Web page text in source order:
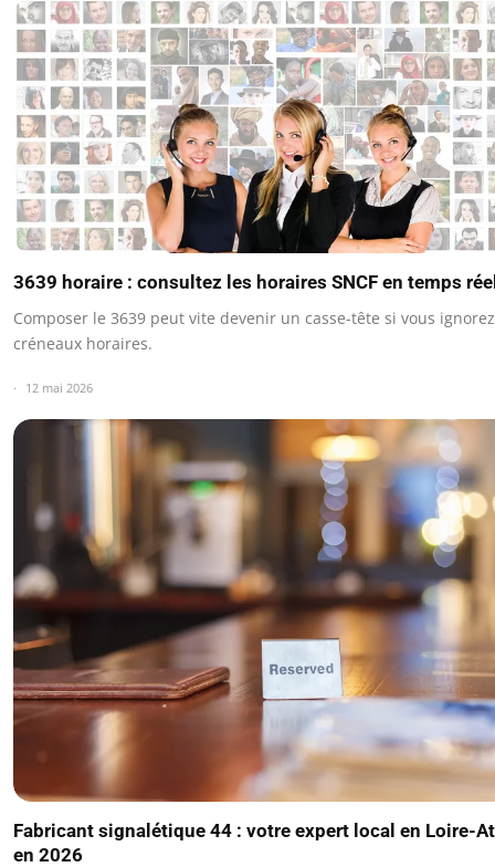
3639 horaire : consultez les horaires SNCF en temps
Composer le 3639 peut vite devenir un casse-tête si vous
créneaux horaires.
12 mai 2026
Fabricant signalétique 44 : votre expert local en Loire-
en 2026